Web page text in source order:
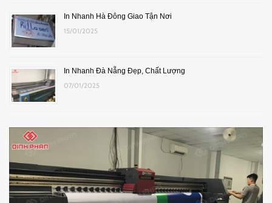
In Nhanh Hà Đông Giao Tận Nơi
15/01/2025
In Nhanh Đà Nẵng Đẹp, Chất Lượng
07/01/2025